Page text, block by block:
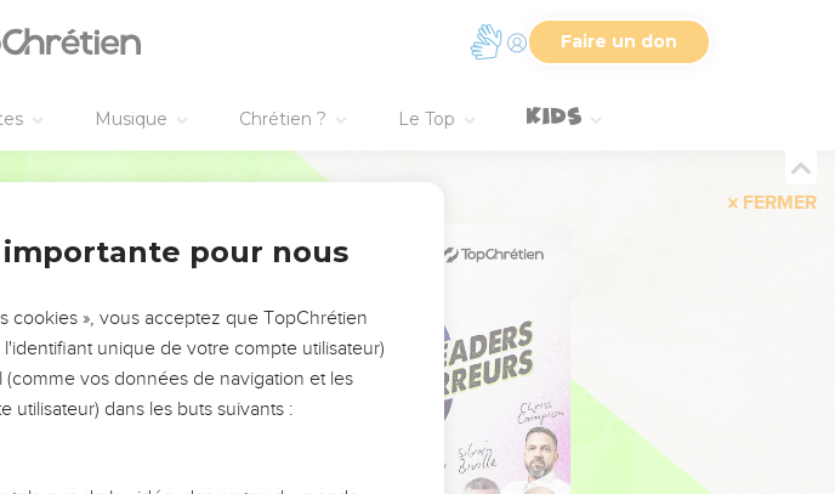
Faire un don
Musique Chrétien ? Le Top
FERMER
!
Mais on voit
que ce sont
erreurs
pour nous
cookies », vous acceptez que TopChrétien
unique de votre compte utilisateur)
vos données de navigation et les
utilisateur) dans les buts suivants :